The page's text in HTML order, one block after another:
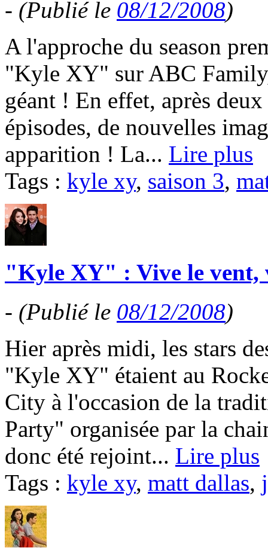
- (Publié le 08/12/2008)
A l'approche du season
"Kyle XY" sur ABC
géant ! En effet, après
épisodes, de nouvelles
apparition ! La... Lire plus
Tags : kyle xy, saison 3,
"Kyle XY" : Vive le vent,
- (Publié le 08/12/2008)
Hier après midi, les stars
"Kyle XY" étaient au
City à l'occasion de la
Party" organisée par la
donc été rejoint... Lire plus
Tags : kyle xy, matt dallas,